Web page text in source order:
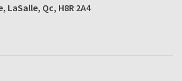
LaSalle, Qc, H8R 2A4